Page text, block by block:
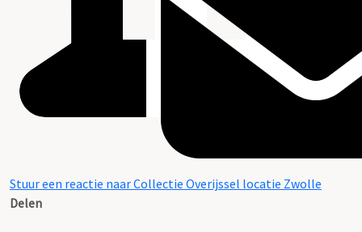
Stuur een reactie naar Collectie Overijssel locatie Zwolle
Delen